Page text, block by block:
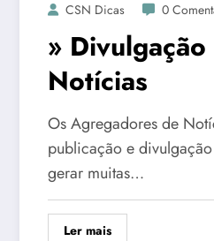
CSN Dicas 0
»
Notícias
Os Agregadores de
publicação e
gerar muitas…
Ler mais